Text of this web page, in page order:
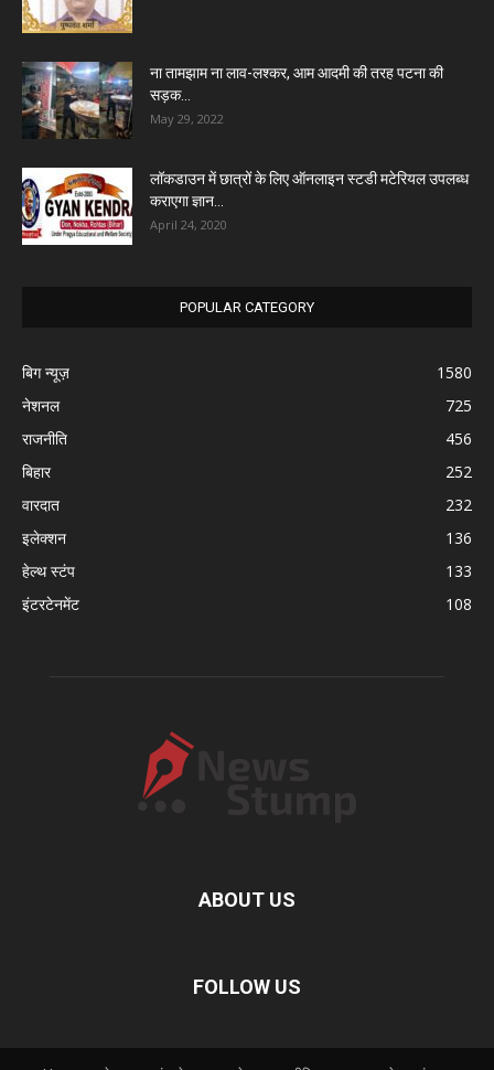
ना तामझाम ना लाव-लश्कर, आम आदमी की तरह पटना की
सड़क...
May 29, 2022
लॉकडाउन में छात्रों के लिए ऑनलाइन स्टडी मटेरियल उपलब्ध
कराएगा ज्ञान...
April 24, 2020
POPULAR CATEGORY
बिग न्यूज़
1580
नेशनल
725
राजनीति
456
बिहार
252
वारदात
232
इलेक्शन
136
हेल्थ स्टंप
133
इंटरटेनमेंट
108
ABOUT US
FOLLOW US